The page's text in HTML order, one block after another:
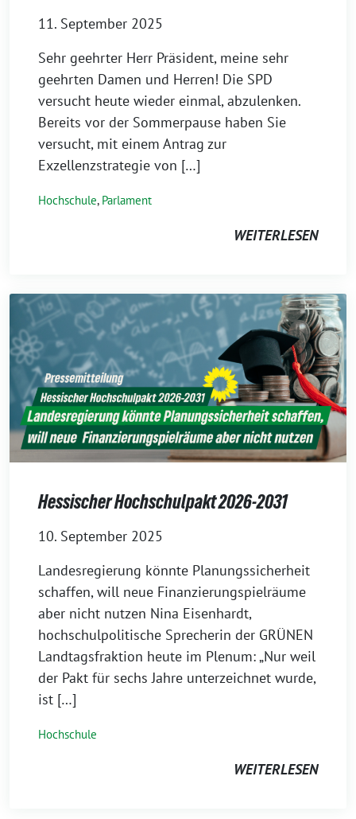
11. September 2025
Sehr geehrter Herr Präsident, meine sehr
geehrten Damen und Herren! Die SPD
versucht heute wieder einmal, abzulenken.
Bereits vor der Sommerpause haben Sie
versucht, mit einem Antrag zur
Exzellenzstrategie von […]
Hochschule, Parlament
WEITERLESEN
Hessischer Hochschulpakt 2026-2031
10. September 2025
Landesregierung könnte Planungssicherheit
schaffen, will neue Finanzierungspielräume
aber nicht nutzen Nina Eisenhardt,
hochschulpolitische Sprecherin der GRÜNEN
Landtagsfraktion heute im Plenum: „Nur weil
der Pakt für sechs Jahre unterzeichnet wurde,
ist […]
Hochschule
WEITERLESEN